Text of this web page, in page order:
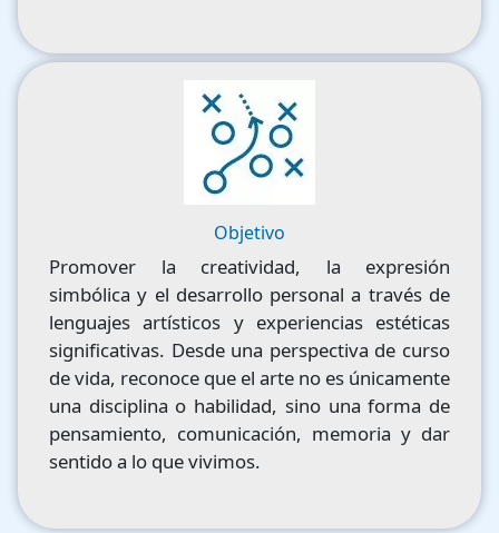
Objetivo
Promover la creatividad, la expresión
simbólica y el desarrollo personal a través de
lenguajes artísticos y experiencias estéticas
significativas. Desde una perspectiva de curso
de vida, reconoce que el arte no es únicamente
una disciplina o habilidad, sino una forma de
pensamiento, comunicación, memoria y dar
sentido a lo que vivimos.